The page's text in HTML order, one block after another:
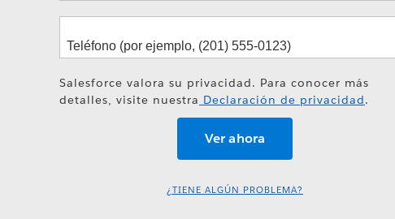
Salesforce valora su privacidad. Para conocer más
detalles, visite nuestra Declaración de privacidad.
¿TIENE ALGÚN PROBLEMA?